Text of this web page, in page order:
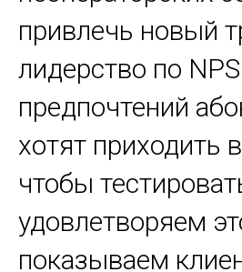
привлечь новый
лидерство по
предпочтений
хотят приходить
чтобы
удовлетворяем
показываем